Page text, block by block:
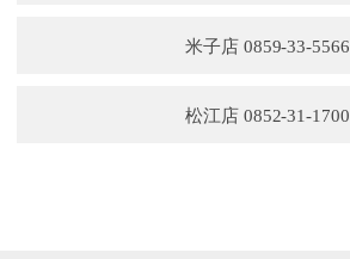
米子店 0859-33-5566
松江店 0852-31-1700